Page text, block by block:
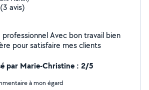
(3 avis)
soigner Et pas chère pour satisfaire mes clients
par Marie-Christine : 2/5
à mon égard